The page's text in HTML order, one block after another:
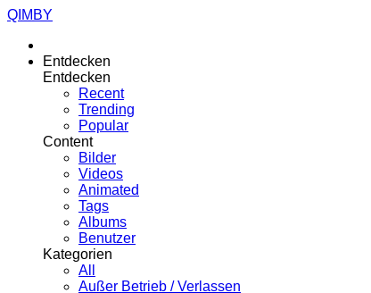
QIMBY
Entdecken
Entdecken
Recent
Trending
Popular
Content
Bilder
Videos
Animated
Tags
Albums
Benutzer
Kategorien
All
Außer Betrieb / Verlassen